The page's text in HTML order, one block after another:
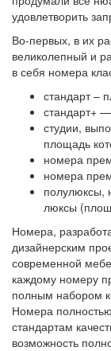
удовлетворить
Во-первых, в их
великолепный и
в себя номера
стандарт –
стандарт+
студии,
площадь
номера
номера
полулюксы,
люксы
Номера,
дизайнерским
современной
каждому номеру
полным набором
Номера
стандартам
возможность